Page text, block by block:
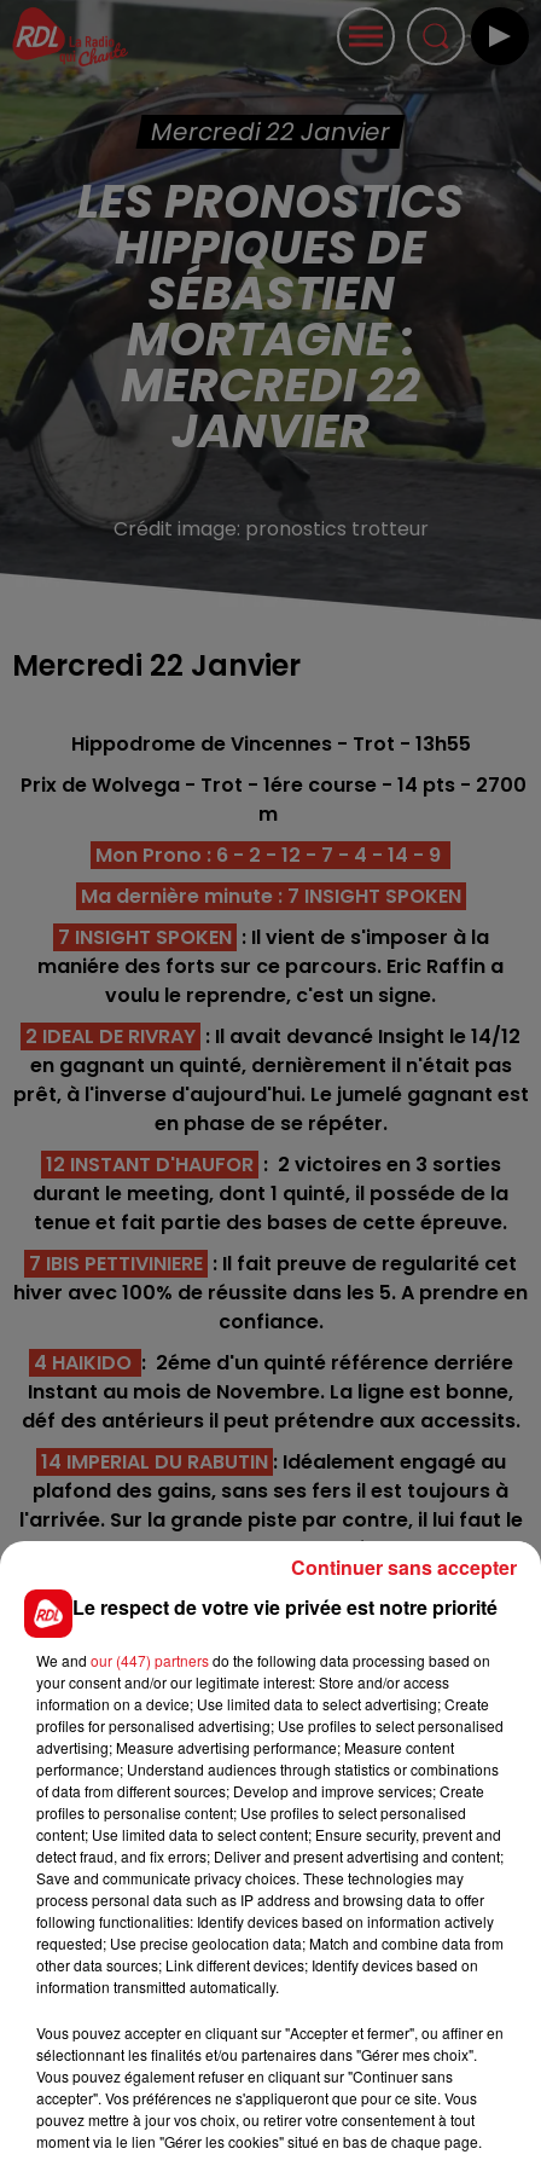
Mercredi 22 Janvier
LES PRONOSTICS
HIPPIQUES DE
SÉBASTIEN
MORTAGNE :
MERCREDI 22
JANVIER
Crédit image: pronostics trotteur
Mercredi 22 Janvier
Hippodrome de Vincennes - Trot - 13h55
Prix de Wolvega - Trot - 1ére course - 14 pts - 2700
m
Mon Prono : 6 - 2 - 12 - 7 - 4 - 14 - 9
Ma dernière minute : 7 INSIGHT SPOKEN
7 INSIGHT SPOKEN : Il vient de s'imposer à la
maniére des forts sur ce parcours. Eric Raffin a
voulu le reprendre, c'est un signe.
2 IDEAL DE RIVRAY : Il avait devancé Insight le 14/12
en gagnant un quinté, dernièrement il n'était pas
prêt, à l'inverse d'aujourd'hui. Le jumelé gagnant est
en phase de se répéter.
12 INSTANT D'HAUFOR : 2 victoires en 3 sorties
durant le meeting, dont 1 quinté, il posséde de la
tenue et fait partie des bases de cette épreuve.
7 IBIS PETTIVINIERE : Il fait preuve de regularité cet
hiver avec 100% de réussite dans les 5. A prendre en
confiance.
4 HAIKIDO : 2éme d'un quinté référence derriére
Instant au mois de Novembre. La ligne est bonne,
déf des antérieurs il peut prétendre aux accessits.
14 IMPERIAL DU RABUTIN : Idéalement engagé au
plafond des gains, sans ses fers il est toujours à
l'arrivée. Sur la grande piste par contre, il lui faut le
bon parcours caché.
9 IN EN VRIE
peut-être un peu moins de marge dans cette
5éme place.
En direct des pistes :
FILS D'ACTUS
15 juillet 2026
BÉTHUNE: ENQUÊTE POUR HOMICIDE
VOLONTAIRE EN COURS, APRÈS LA...
Selon les premiers éléments, le logement servait
Le respect de votre vie privée est notre priorité
We and our (447) partnersdo the following data processing based on
your consent and/or our legitimate interest: Store and/or access
information on a device; Use limited data to select advertising; Create
profiles for personalised advertising; Use profiles to select personalised
advertising; Measure advertising performance; Measure content
performance; Understand audiences through statistics or combinations
of data from different sources; Develop and improve services; Create
profiles to personalise content; Use profiles to select personalised
content; Use limited data to select content; Ensure security, prevent and
detect fraud, and fix errors; Deliver and present advertising and content;
Save and communicate privacy choices. These technologies may
process personal data such as IP address and browsing data to offer
following functionalities: Identify devices based on information actively
requested; Use precise geolocation data; Match and combine data from
other data sources; Link different devices; Identify devices based on
information transmitted automatically.
Vous pouvez accepter en cliquant sur "Accepter et fermer", ou affiner en
sélectionnant les finalités et/ou partenaires dans "Gérer mes choix".
Vous pouvez également refuser en cliquant sur "Continuer sans
accepter". Vos préférences ne s'appliqueront que pour ce site. Vous
pouvez mettre à jour vos choix, ou retirer votre consentement à tout
moment via le lien "Gérer les cookies" situé en bas de chaque page.
Continuer sans accepter